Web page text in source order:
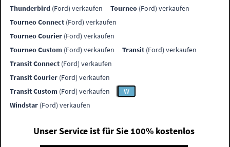
Thunderbird (Ford) verkaufen Tourneo (Ford) verkaufen
Tourneo Connect (Ford) verkaufen
Tourneo Courier (Ford) verkaufen
Tourneo Custom (Ford) verkaufen Transit (Ford) verkaufen
Transit Connect (Ford) verkaufen
Transit Courier (Ford) verkaufen
Transit Custom (Ford) verkaufen
W
Windstar (Ford) verkaufen
Unser Service ist für Sie 100% kostenlos